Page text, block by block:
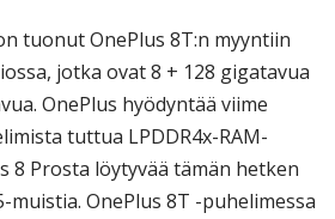
tuonut OnePlus 8T:n myyntiin
jotka ovat 8 + 128 gigatavua
OnePlus hyödyntää viime
tuttua LPDDR4x-RAM-
8 Prosta löytyvää tämän hetken
muistia. OnePlus 8T -puhelimessa